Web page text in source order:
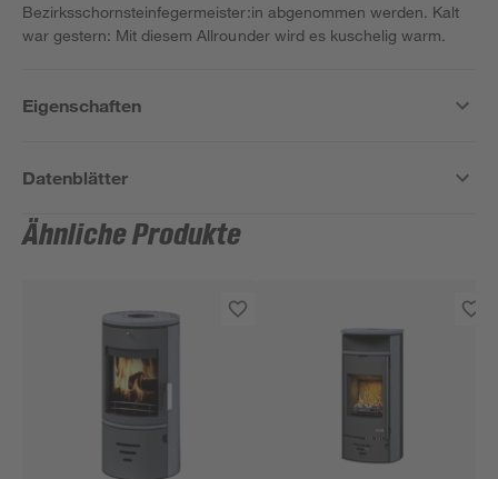
Bezirksschornsteinfegermeister:in abgenommen werden. Kalt
war gestern: Mit diesem Allrounder wird es kuschelig warm.
Eigenschaften
Datenblätter
Ähnliche Produkte